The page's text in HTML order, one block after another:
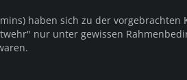
haben sich zu der
nur unter gewissen